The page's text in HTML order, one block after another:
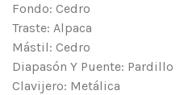
Fondo: Cedro
Traste: Alpaca
Mástil: Cedro
Diapasón Y Puente: Pardillo
Clavijero: Metálica